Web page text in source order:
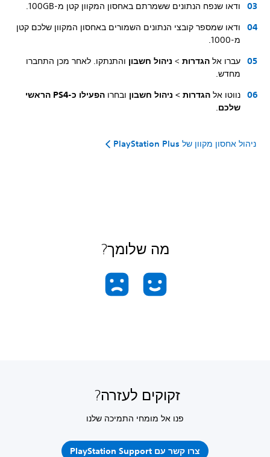
ודאו שנפח הנתונים ששמרתם באחסון המקוון קטן מ-100GB.
ודאו שמספר קובצי הנתונים השמורים באחסון המקוון שלכם קטן
מ-1000.
עברו אל הגדרות > ניהול חשבון והתנתקו. לאחר מכן התחברו
מחדש.
נווטו אל הגדרות > ניהול חשבון ובחרו
הפעילו כ-PS4 הראשי
שלכם.
ניהול אחסון מקוון של PlayStation Plus
מה שלומך?
זקוקים לעזרה?
פנו אל מומחי התמיכה שלנו
צרו קשר עם PlayStation Support